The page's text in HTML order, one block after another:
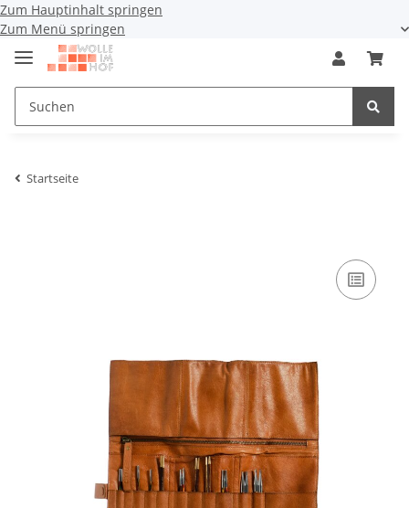
Zum Hauptinhalt springen
Zum Menü springen
Startseite